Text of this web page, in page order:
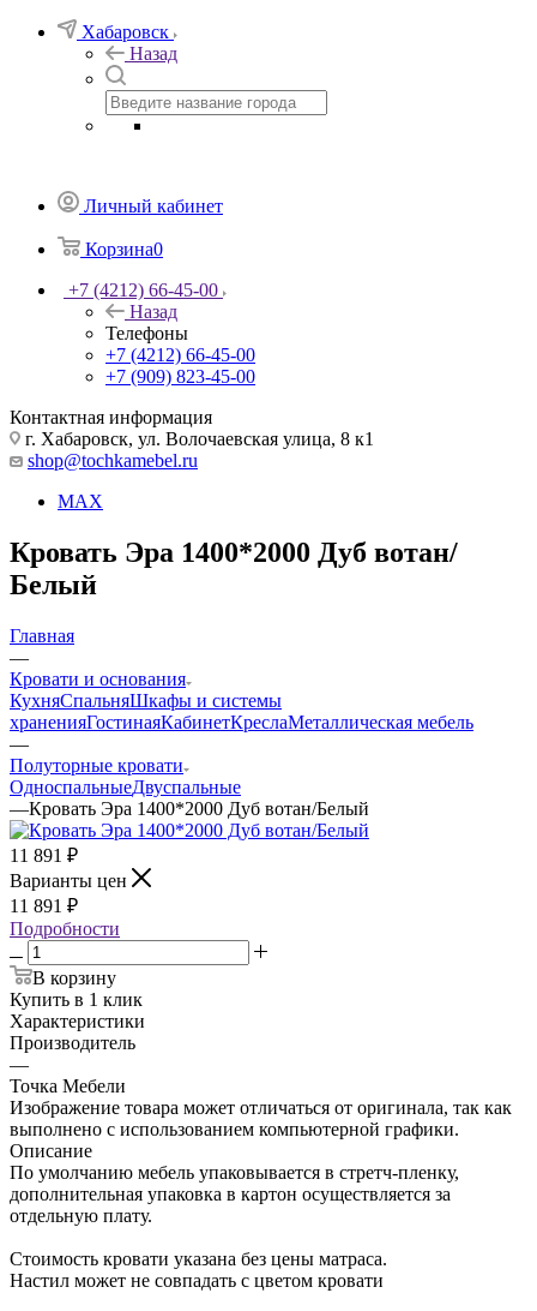
Хабаровск
Назад
Личный кабинет
Корзина0
+7 (4212) 66-45-00
Назад
Телефоны
+7 (4212) 66-45-00
+7 (909) 823-45-00
Контактная информация
г. Хабаровск, ул. Волочаевская улица, 8 к1
shop@tochkamebel.ru
MAX
Кровать Эра 1400*2000 Дуб вотан/
Белый
Главная
—
Кровати и основания
КухняСпальняШкафы и системы
храненияГостинаяКабинетКреслаМеталлическая мебель
—
Полуторные кровати
ОдноспальныеДвуспальные
—Кровать Эра 1400*2000 Дуб вотан/Белый
11 891 ₽
Варианты цен
11 891 ₽
Подробности
В корзину
Купить в 1 клик
Характеристики
Производитель
—
Точка Мебели
Изображение товара может отличаться от оригинала, так как
выполнено с использованием компьютерной графики.
Описание
По умолчанию мебель упаковывается в стретч-пленку,
дополнительная упаковка в картон осуществляется за
отдельную плату.
Стоимость кровати указана без цены матраса.
Настил может не совпадать с цветом кровати